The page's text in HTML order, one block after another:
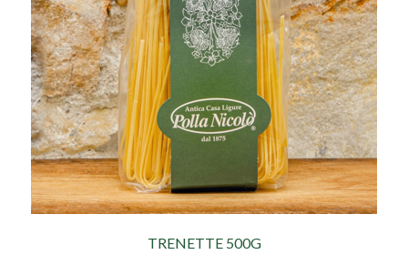
TRENETTE 500G